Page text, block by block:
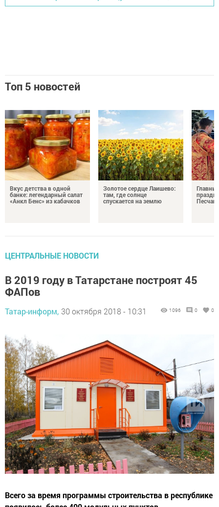
Топ 5 новостей
Вкус детства в одной
банке: легендарный салат
«Анкл Бенс» из кабачков
Золотое сердце Лаишево:
там, где солнце
спускается на землю
ЦЕНТРАЛЬНЫЕ НОВОСТИ
В 2019 году в Татарстане построят 45
ФАПов
Татар-информ, 30 октября 2018 - 10:31 1096 0 0
Всего за время программы строительства в республике